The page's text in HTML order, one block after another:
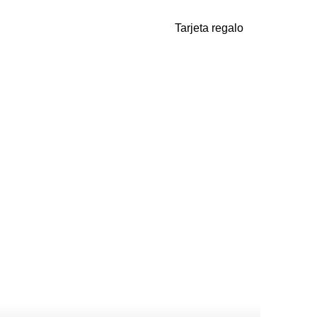
Tarjeta regalo